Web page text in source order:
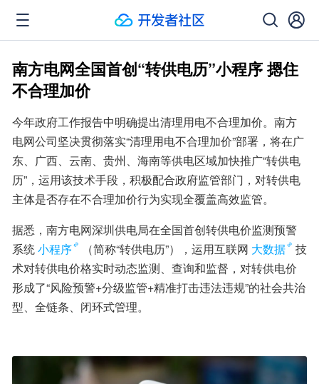
南方电网全国首创“转供电历”小程序 摁住
不合理加价
今年政府工作报告中明确提出清理用电不合理加价。南方
电网公司坚决贯彻落实“清理用电不合理加价”部署，将在广
东、广西、云南、贵州、海南等供电区域加快推广“转供电
历”，运用该技术手段，积极配合政府监管部门，对转供电
主体是否存在不合理加价行为实现全覆盖高效监管。
据悉，南方电网深圳供电局在全国首创转供电价监测预警
系统小程序 （简称“转供电历”），运用互联网 大数据
技
术对转供电价格实时动态监测、查询和监督，对转供电价
形成了“风险预警+分级监管+精准打击违法违规”的社会共治
型、全链条、闭环式管理。